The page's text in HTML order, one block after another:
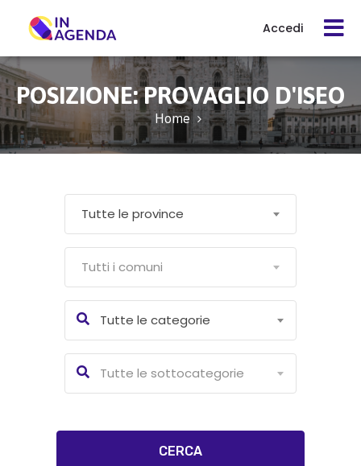
Accedi
Cerca
evento
POSIZIONE:PROVAGLIO D'ISEO
Home
Tutte le province
Tutti i comuni
Tutte le categorie
Tutte le sottocategorie